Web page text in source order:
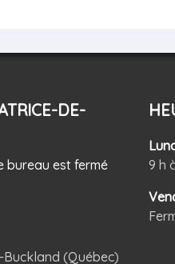
DE-
bureau est fermé
(Québec)
9 h